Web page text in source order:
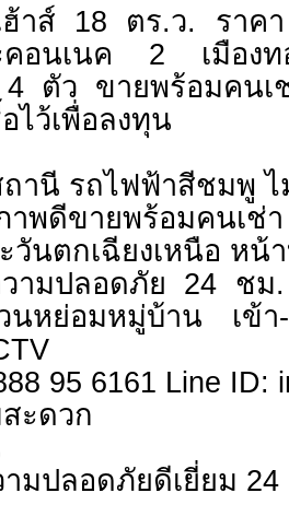
ฮ้าส์ 18 ตร.ว. รา
อนเนค 2 เมืองท
ตัว ขายพร้อมคนเ
ไว้เพื่อลงทุน
านี รถไฟฟ้าสีชมพู ไ
าพดีขายพร้อมคนเช่า
นตกเฉียงเหนือ หน้
ามปลอดภัย 24 ชม
นหย่อมหมู่บ้าน เข้
95 6161 Line ID:
ะดวก
มปลอดภัยดีเยี่ยม